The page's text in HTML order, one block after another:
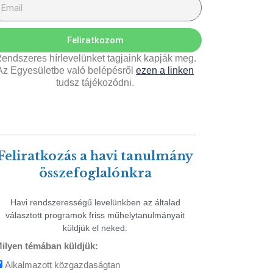
Feliratkozom
hírlevelünket tagjaink kapják meg.
Egyesületbe való belépésről ezen a linken
tudsz tájékozódni.
a havi tanulmány
összefoglalónkra
Havi rendszerességű levelünkben az általad
választott programok friss műhelytanulmányait
küldjük el neked.
témában küldjük:
Alkalmazott közgazdaságtan